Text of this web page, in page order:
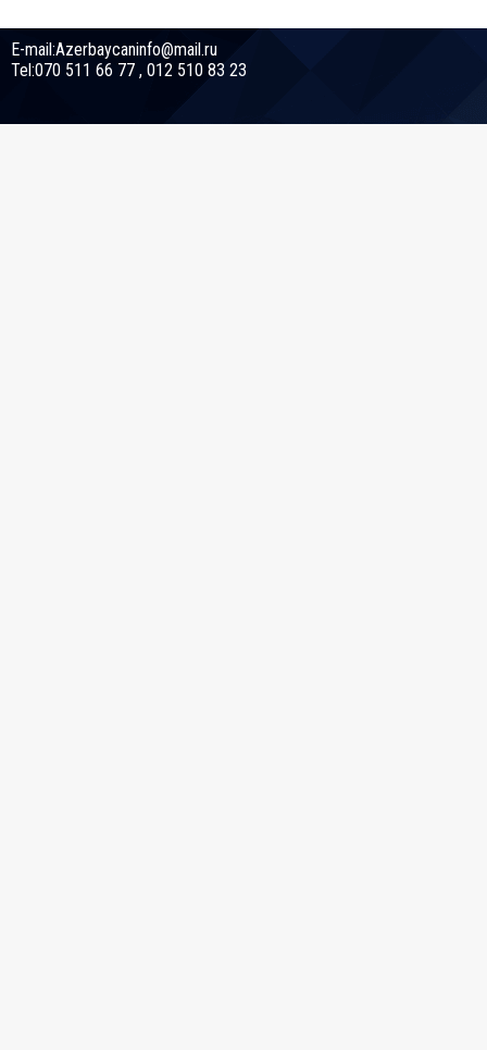
E-mail:Azerbaycaninfo@mail.ru
Tel:070 511 66 77 , 012 510 83 23